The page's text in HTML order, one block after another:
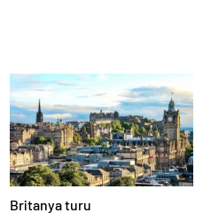
Britanya turu